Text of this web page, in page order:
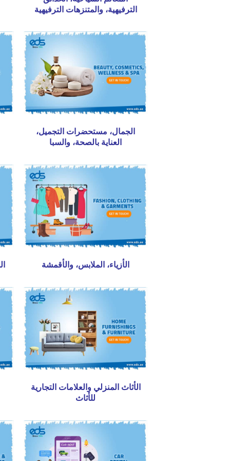
الترفيهية، والمتنزهات الترفيهية
الجمال، مستحضرات التجميل،
العناية بالصحة، والسبا
الأزياء، الملابس، والأقمشة
الأثاث المنزلي والعلامات التجارية
للأثاث